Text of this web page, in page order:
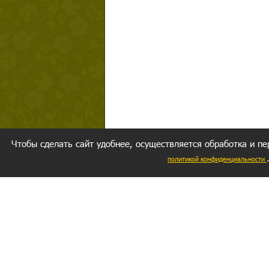
Чтобы сделать сайт удобнее, осуществляется обработка и
политикой конфиденциальности